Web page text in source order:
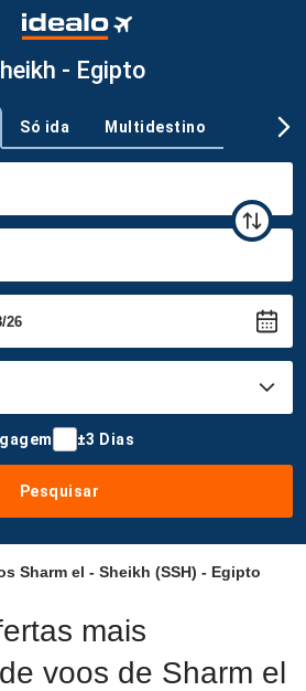
- Egipto
Só ida Multidestino
±3 Dias
Pesquisar
Sharm el - Sheikh (SSH) - Egipto
mais
voos de Sharm el